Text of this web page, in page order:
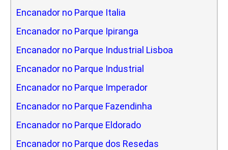
Encanador no Parque Italia
Encanador no Parque Ipiranga
Encanador no Parque Industrial Lisboa
Encanador no Parque Industrial
Encanador no Parque Imperador
Encanador no Parque Fazendinha
Encanador no Parque Eldorado
Encanador no Parque dos Resedas